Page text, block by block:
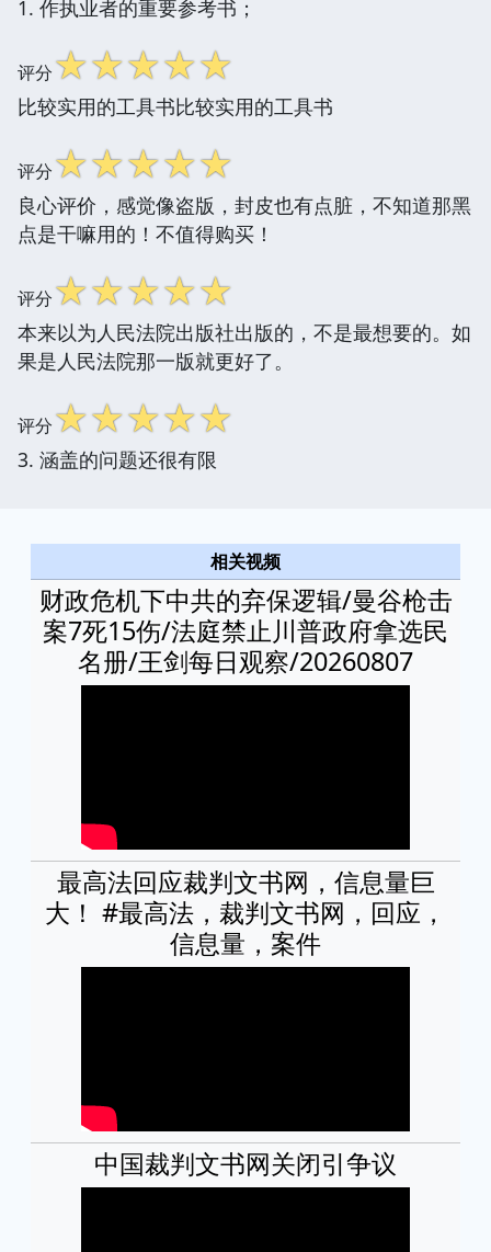
1. 作执业者的重要参考书；
评分☆☆☆☆☆
比较实用的工具书比较实用的工具书
评分☆☆☆☆☆
良心评价，感觉像盗版，封皮也有点脏，不知道那黑
点是干嘛用的！不值得购买！
评分☆☆☆☆☆
本来以为人民法院出版社出版的，不是最想要的。如
果是人民法院那一版就更好了。
评分☆☆☆☆☆
3. 涵盖的问题还很有限
相关视频
财政危机下中共的弃保逻辑/曼谷枪击
案7死15伤/法庭禁止川普政府拿选民
名册/王剑每日观察/20260807
最高法回应裁判文书网，信息量巨
大！ #最高法，裁判文书网，回应，
信息量，案件
中国裁判文书网关闭引争议